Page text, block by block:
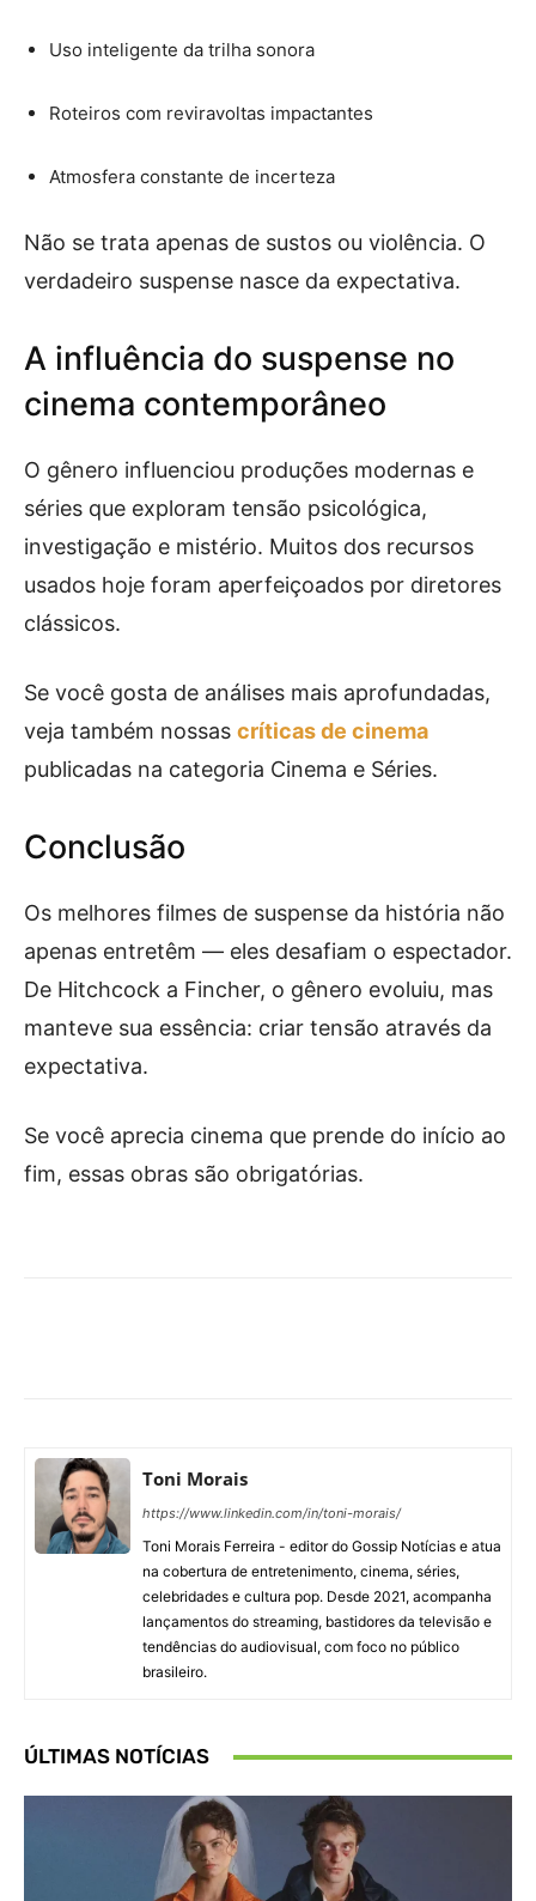
Uso inteligente da trilha sonora
Roteiros com reviravoltas impactantes
Atmosfera constante de incerteza
Não se trata apenas de sustos ou violência. O
verdadeiro suspense nasce da expectativa.
A influência do suspense no
cinema contemporâneo
O gênero influenciou produções modernas e
séries que exploram tensão psicológica,
investigação e mistério. Muitos dos recursos
usados hoje foram aperfeiçoados por diretores
clássicos.
Se você gosta de análises mais aprofundadas,
veja também nossas críticas de cinema
publicadas na categoria Cinema e Séries.
Conclusão
Os melhores filmes de suspense da história não
apenas entretêm — eles desafiam o espectador.
De Hitchcock a Fincher, o gênero evoluiu, mas
manteve sua essência: criar tensão através da
expectativa.
Se você aprecia cinema que prende do início ao
fim, essas obras são obrigatórias.
Toni Morais
https://www.linkedin.com/in/toni-morais/
Toni Morais Ferreira - editor do Gossip Notícias e atua
na cobertura de entretenimento, cinema, séries,
celebridades e cultura pop. Desde 2021, acompanha
lançamentos do streaming, bastidores da televisão e
tendências do audiovisual, com foco no público
brasileiro.
ÚLTIMAS NOTÍCIAS